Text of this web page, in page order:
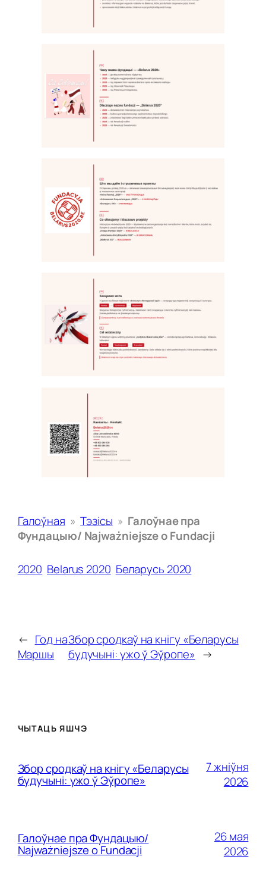
Галоўная »Тэзісы » Галоўнае пра
Фундацыю/ Najważniejsze o Fundacji
2020 Belarus 2020 Беларусь 2020
← Год на
Маршы
Збор сродкаў на кнігу «Беларусы
будучыні: ужо ў Эўропе» →
ЧЫТАЦЬ ЯШЧЭ
Збор сродкаў на кнігу «Беларусы
будучыні: ужо ў Эўропе»
7 жніўня
2026
Галоўнае пра Фундацыю/
Najważniejsze o Fundacji
26 мая
2026